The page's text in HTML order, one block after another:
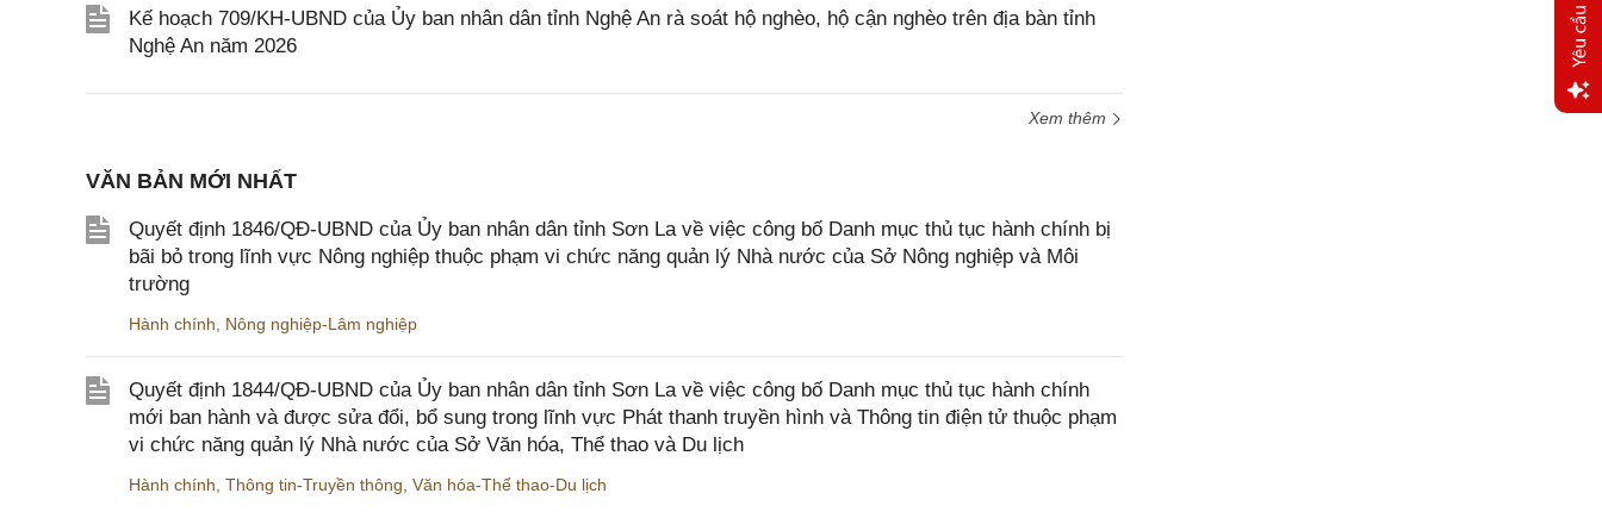
Kế hoạch 709/KH-UBND của Ủy ban nhân dân tỉnh Nghệ An rà soát hộ nghèo, hộ cận nghèo trên địa bàn tỉnh
Nghệ An năm 2026
Xem thêm
VĂN BẢN MỚI NHẤT
Quyết định 1846/QĐ-UBND của Ủy ban nhân dân tỉnh Sơn La về việc công bố Danh mục thủ tục hành chính bị
bãi bỏ trong lĩnh vực Nông nghiệp thuộc phạm vi chức năng quản lý Nhà nước của Sở Nông nghiệp và Môi
trường
Hành chính Nông nghiệp-Lâm nghiệp
Quyết định 1844/QĐ-UBND của Ủy ban nhân dân tỉnh Sơn La về việc công bố Danh mục thủ tục hành chính
mới ban hành và được sửa đổi, bổ sung trong lĩnh vực Phát thanh truyền hình và Thông tin điện tử thuộc phạm
vi chức năng quản lý Nhà nước của Sở Văn hóa, Thể thao và Du lịch
Hành chính Thông tin-Truyền thông Văn hóa-Thể thao-Du lịch